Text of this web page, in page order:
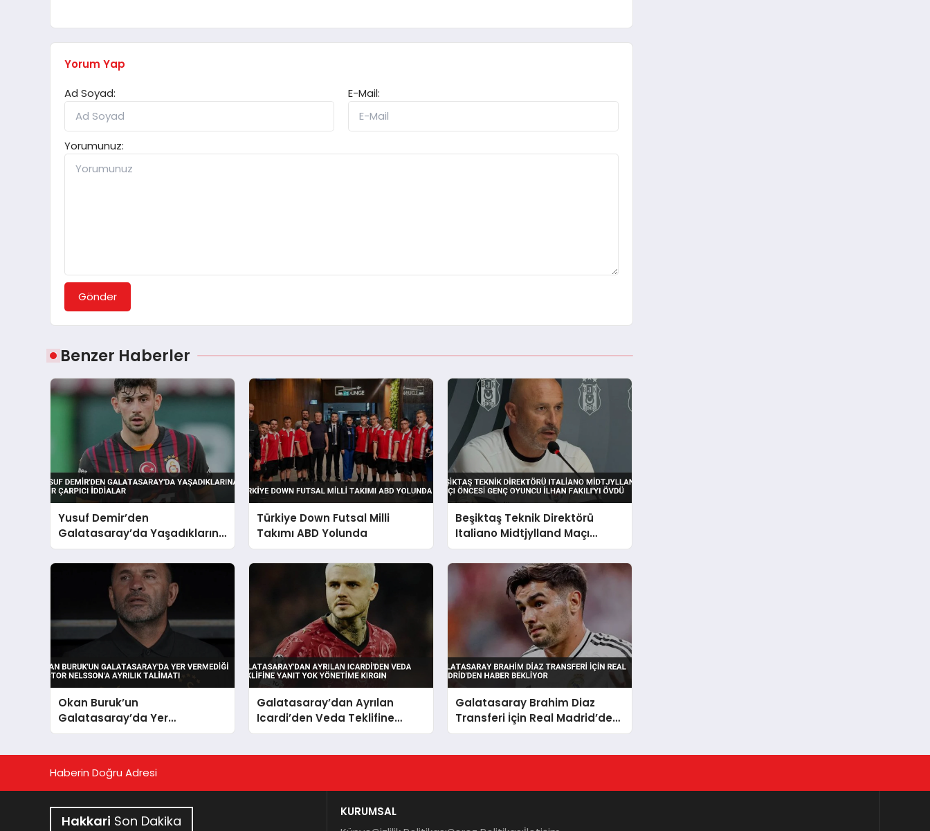
Yorum Yap
Ad Soyad:
E-Mail:
Yorumunuz:
Gönder
Benzer Haberler
Yusuf Demir’den
Galatasaray’da Yaşadıklarına
Dair Çarpıcı İddialar
Türkiye Down Futsal Milli
Takımı ABD Yolunda
Beşiktaş Teknik Direktörü
Italiano Midtjylland Maçı
Öncesi Genç Oyuncu İlhan
Fakılı’yı Övdü
Okan Buruk’un
Galatasaray’da Yer
Vermediği Victor Nelsson’a
Galatasaray’dan Ayrılan
Icardi’den Veda Teklifine
Yanıt Yok Yönetime Kırgın
Galatasaray Brahim Diaz
Transferi İçin Real Madrid’den
Haber Bekliyor
Haberin Doğru Adresi
Hakkari Son Dakika
KURUMSAL